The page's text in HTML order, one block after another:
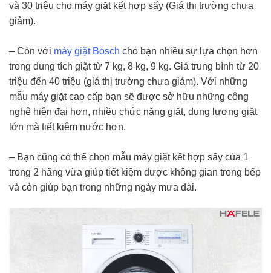
và 30 triệu cho máy giặt kết hợp sấy (Giá thị trường chưa
giảm).
– Còn với máy giặt Bosch cho bạn nhiều sự lựa chọn hơn
trong dung tích giặt từ 7 kg, 8 kg, 9 kg. Giá trung bình từ 20
triệu đến 40 triệu (giá thị trường chưa giảm). Với những
mẫu máy giặt cao cấp bạn sẽ được sở hữu những công
nghệ hiện đại hơn, nhiều chức năng giặt, dung lượng giặt
lớn mà tiết kiệm nước hơn.
– Bạn cũng có thể chọn mẫu máy giặt kết hợp sấy của 1
trong 2 hãng vừa giúp tiết kiệm được không gian trong bếp
và còn giúp bạn trong những ngày mưa dài.